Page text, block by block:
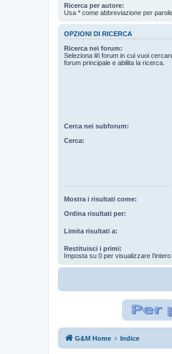
Ricerca per autore:
Usa * come abbreviazione per
OPZIONI DI RICERCA
Ricerca nei forum:
Seleziona il/i forum in cui vuoi
forum principale e abilita la ricerca.
Cerca nei subforum:
Cerca:
Mostra i risultati come:
Ordina risultati per:
Limita risultati a:
Restituisci i primi:
Imposta su 0 per visualizzare
G&M Home Indice